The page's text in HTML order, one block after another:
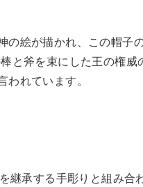
絵が描かれ、この帽子
と斧を束にした王の権
れています。
継承する手彫りと組み合